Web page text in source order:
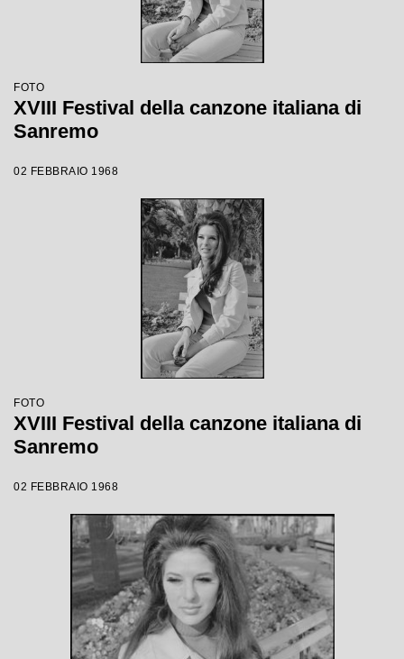
FOTO
XVIII Festival della canzone italiana di
Sanremo
02 FEBBRAIO 1968
FOTO
XVIII Festival della canzone italiana di
Sanremo
02 FEBBRAIO 1968